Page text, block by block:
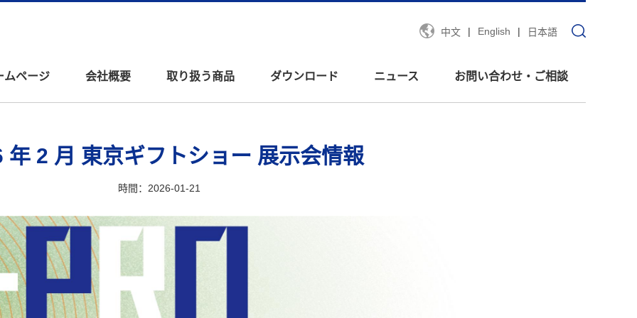
中文 | English | 日本語
ムページ 会社概要 取り扱う商品 ダウンロード ニュース お問い合わせ・ご相談
年 2 月 東京ギフトショー 展示会情報
時間：2026-01-21